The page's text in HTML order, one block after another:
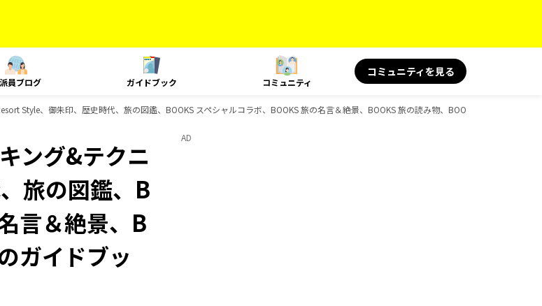
員ブログ ガイドブック コミュニティ
コミュニティを見る
Style、御朱印、歴史時代、旅の図鑑、BOOKS スペシャルコラボ、BOOKS 旅の名言＆絶景、BOOKS 旅の読み物、BOOKS、D-Booksのガ
ング&テクニ
旅の図鑑、B
言＆絶景、B
ガイドブッ
AD